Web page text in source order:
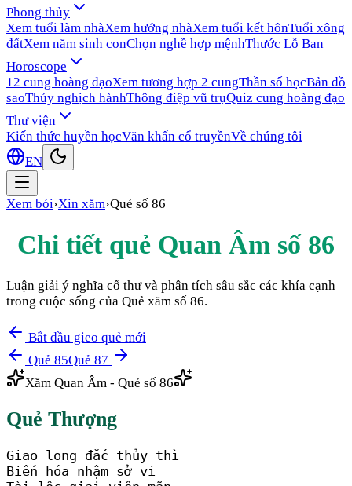
Phong thủy
Xem tuổi làm nhàXem hướng nhàXem tuổi kết hônTuổi xông
đấtXem năm sinh conChọn nghề hợp mệnhThước Lỗ Ban
Horoscope
12 cung hoàng đạoXem tương hợp 2 cungThần số họcBản đồ
saoThủy nghịch hànhThông điệp vũ trụQuiz cung hoàng đạo
Thư viện
Kiến thức huyền họcVăn khấn cổ truyềnVề chúng tôi
EN
Xem bói›Xin xăm›Quẻ số 86
Chi tiết quẻ Quan Âm số 86
Luận giải ý nghĩa cổ thư và phân tích sâu sắc các khía cạnh
trong cuộc sống của Quẻ xăm số 86.
Bắt đầu gieo quẻ mới
Quẻ 85Quẻ 87
Xăm Quan Âm - Quẻ số 86
Quẻ Thượng
Giao long đắc thủy thì
Biến hóa nhậm sở vi